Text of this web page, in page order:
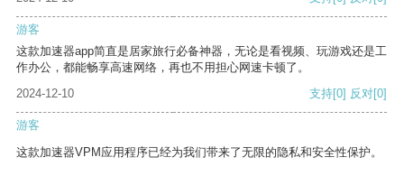
游客
这款加速器app简直是居家旅行必备神器，无论是看视频、玩游戏还是工
作办公，都能畅享高速网络，再也不用担心网速卡顿了。
2024-12-10
支持[0] 反对[0]
游客
这款加速器VPM应用程序已经为我们带来了无限的隐私和安全性保护。